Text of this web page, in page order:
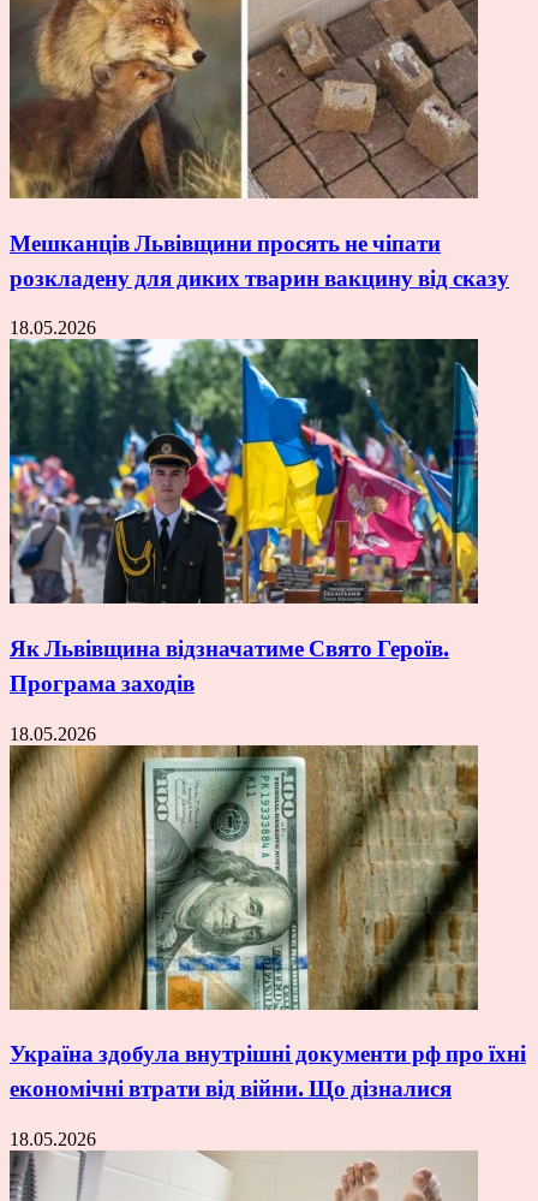
Мешканців Львівщини просять не чіпати
розкладену для диких тварин вакцину від сказу
18.05.2026
Як Львівщина відзначатиме Свято Героїв.
Програма заходів
18.05.2026
Україна здобула внутрішні документи рф про їхні
економічні втрати від війни. Що дізналися
18.05.2026